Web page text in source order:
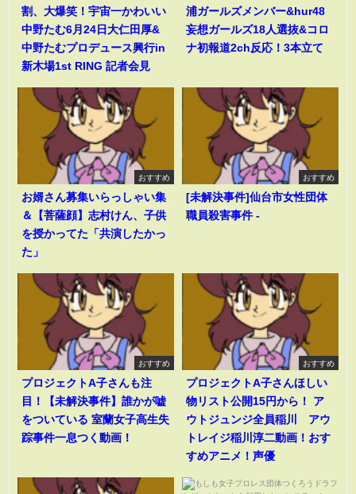
割、大爆笑！宇宙一かわいい
中野たむ6月24日大仁田厚&
中野たむプロデュース興行in
新木場1st RING 記者会見
浦ガールズメンバー&hur48
妄想ガールズ18人選抜&コロ
ナ初報道2ch反応！3本立て
おすすめ
お婿さん募集いらっしゃい集
＆【菩薩顔】志村けん、子供
を授かってた「共演したかっ
た」
おすすめ
[未解決事件]仙台市女性団体
職員殺害事件 -
おすすめ
プロジェクトA子さんも注
目！【未解決事件】誰かが嘘
をついている 室蘭女子高生失
踪事件一息つく動画！
おすすめ
プロジェクトA子さんほしい
物リスト公開15円から！ ア
ウトジュンジ全員稲川 アウ
トレイジ稲川淳二動画！おす
すめアニメ！声優